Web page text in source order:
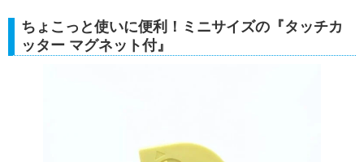
ちょこっと使いに便利！ミニサイズの『タッチカ
ッター マグネット付』